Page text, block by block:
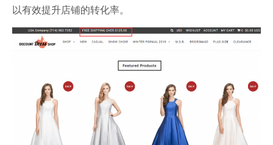
以有效提升店铺的转化率。